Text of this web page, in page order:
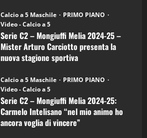
Calcio a 5 Maschile
PRIMO PIANO
Video - Calcio a 5
Serie C2 – Mongiuffi Melia 2024-25 –
Mister Arturo Carciotto presenta la
nuova stagione sportiva
Calcio a 5 Maschile
PRIMO PIANO
Video - Calcio a 5
Serie C2 – Mongiuffi Melia 2024-25:
Carmelo Intelisano “nel mio animo ho
ancora voglia di vincere”
“SportEmpire” in Podcast: 26^ Puntata
(Martedi 07 Aprile 2026)
08/04/2026
“SportEmpire” in Podcast: 30^ Puntata
(Martedi 05 Maggio 2026)
08/05/2026